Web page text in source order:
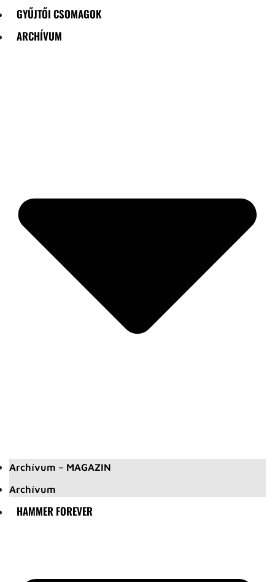
GYŰJTŐI CSOMAGOK
ARCHÍVUM
Archívum – MAGAZIN
Archívum
HAMMER FOREVER